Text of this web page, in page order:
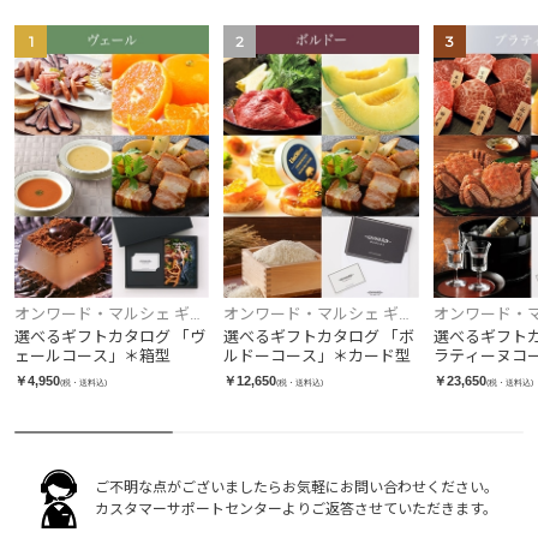
1
オンワード・マルシェ ギフ
トカタログ
選べるギフトカタログ 「ヴ
ェールコース」＊箱型
￥4,950(税・送料込)
2
オンワード・マルシェ ギフ
トカタログ
選べるギフトカタログ 「ボ
ルドーコース」＊カード型
￥12,650(税・送料込)
3
オンワード・
トカタログ
選べるギフト
ラティーヌコ
ド型
￥23,650(税・送料込)
ご不明な点がございましたらお気軽にお問い合わせください。
カスタマーサポートセンターよりご返答させていただきます。